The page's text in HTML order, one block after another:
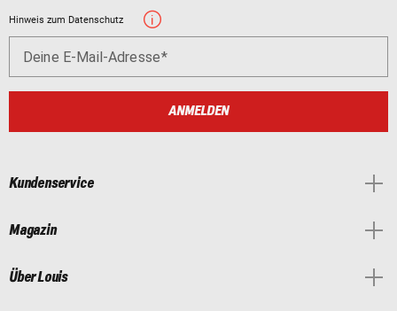
Hinweis zum Datenschutz
Deine E-Mail-Adresse
ANMELDEN
Kundenservice
Magazin
Über Louis